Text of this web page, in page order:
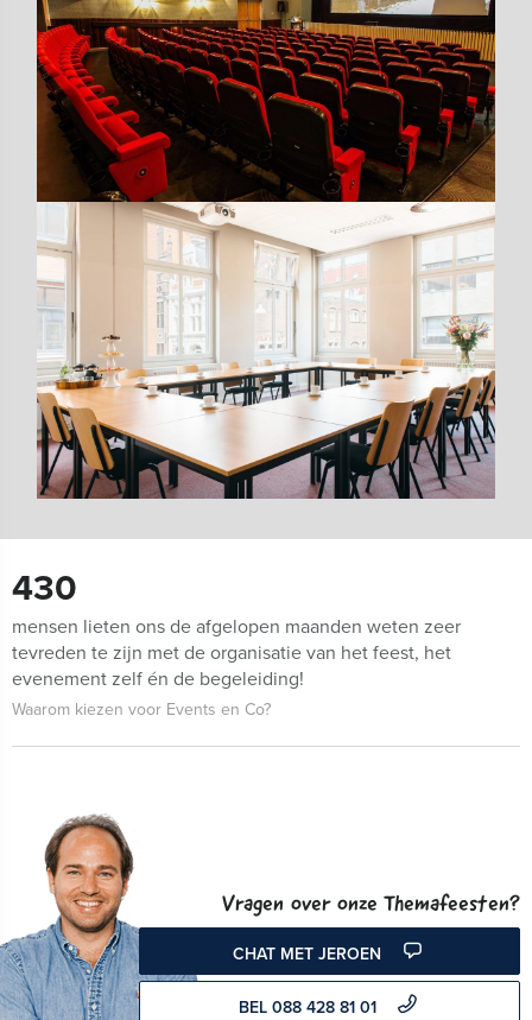
430
mensen lieten ons de afgelopen maanden weten zeer
tevreden te zijn met de organisatie van het feest, het
evenement zelf én de begeleiding!
Waarom kiezen voor Events en Co?
Vragen over onze Themafeesten?
CHAT MET JEROEN
BEL 088 428 81 01